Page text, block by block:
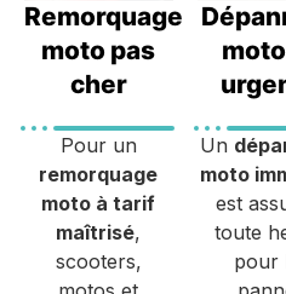
Remorquage
moto pas
cher
Pour un
remorquage
moto à tarif
maîtrisé,
scooters,
Un
moto
est
toute
pour